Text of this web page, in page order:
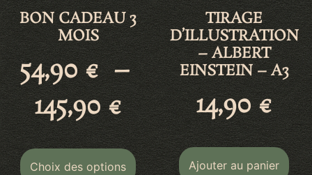
BON CADEAU 3
MOIS
54,90€ –
145,90€
Choix des options
TIRAGE
D’ILLUSTRATION
– ALBERT
EINSTEIN – A3
14,90€
Ajouter au panier